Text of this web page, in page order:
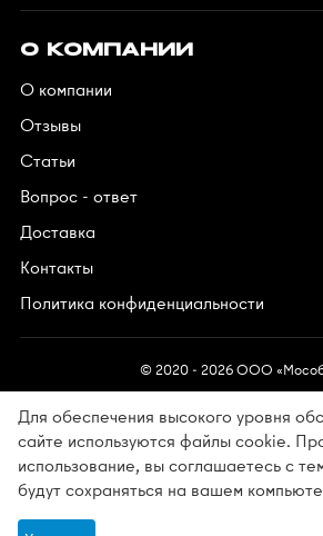
О КОМПАНИИ
О компании
Отзывы
Статьи
Вопрос - ответ
Доставка
Контакты
Политика конфиденциальности
© 2020 - 2026 OOO
Разработано в АйПи5
Для обеспечения высокого уровня
сайте используются файлы cookie.
использование, вы соглашаетесь с
будут сохраняться на вашем